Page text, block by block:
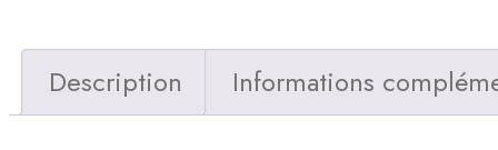
Description Informations